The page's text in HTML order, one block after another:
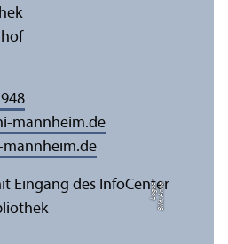
Bil
d:
A
n
n
a
L
o
g
u
e
mannheim.de